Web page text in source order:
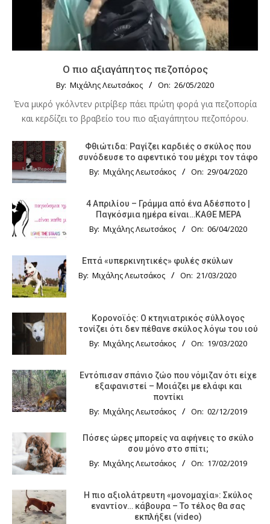
Ο πιο αξιαγάπητος πεζοπόρος
By: Μιχάλης Λεωτσάκος On: 26/05/2020
Ένα μικρό γκόλντεν ριτρίβερ πάει πρώτη φορά για πεζοπορία
και κερδίζει το βραβείο του πιο αξιαγάπητου πεζοπόρου.
Φθιώτιδα: Ραγίζει καρδιές ο σκύλος που
συνόδευσε το αφεντικό του μέχρι τον τάφο
By: Μιχάλης Λεωτσάκος On: 29/04/2020
4 Απριλίου – Γράμμα από ένα Αδέσποτο |
Παγκόσμια ημέρα είναι…ΚΑΘΕ ΜΕΡΑ
By: Μιχάλης Λεωτσάκος On: 06/04/2020
Επτά «υπερκινητικές» φυλές σκύλων
By: Μιχάλης Λεωτσάκος On: 21/03/2020
Κορονοϊός: Ο κτηνιατρικός σύλλογος
τονίζει ότι δεν πέθανε σκύλος λόγω του ιού
By: Μιχάλης Λεωτσάκος On: 19/03/2020
Εντόπισαν σπάνιο ζώο που νόμιζαν ότι είχε
εξαφανιστεί – Μοιάζει με ελάφι και
ποντίκι
By: Μιχάλης Λεωτσάκος On: 02/12/2019
Πόσες ώρες μπορείς να αφήνεις το σκύλο
σου μόνο στο σπίτι;
By: Μιχάλης Λεωτσάκος On: 17/02/2019
Η πιο αξιολάτρευτη «μονομαχία»: Σκύλος
εναντίον… κάβουρα – Το τέλος θα σας
εκπλήξει (video)